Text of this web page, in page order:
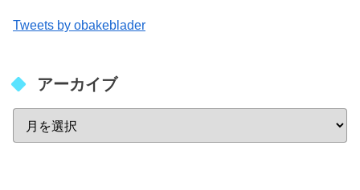
Tweets by obakeblader
アーカイブ